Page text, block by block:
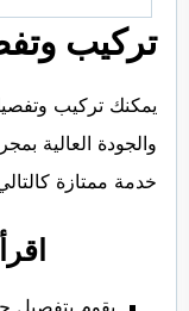
تركيب
يمكنك تركيب وتفصيل
والجودة العالية
خدمة ممتازة
يقوم بتفصيل